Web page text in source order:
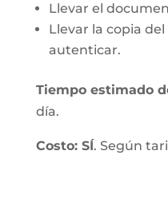
Llevar el
Llevar la copia
autenticar.
Tiempo estimado
día.
Costo: SÍ. Según